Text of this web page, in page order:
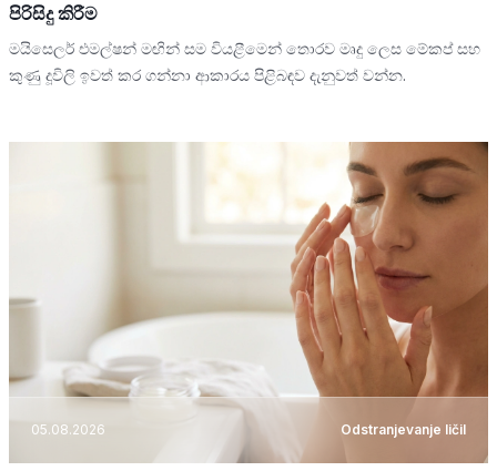
පිරිසිදු කිරීම
මයිසෙලර් එමල්ෂන් මඟින් සම වියළීමෙන් තොරව මෘදු ලෙස මේකප් සහ
කුණු දූවිලි ඉවත් කර ගන්නා ආකාරය පිළිබඳව දැනුවත් වන්න.
05.08.2026 Odstranjevanje ličil